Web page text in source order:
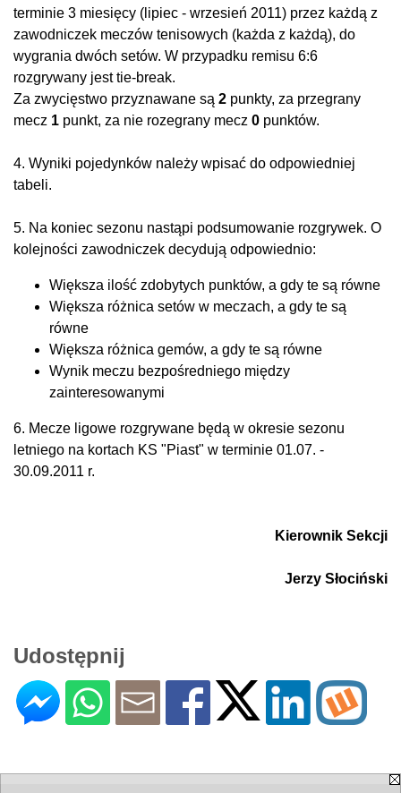
terminie 3 miesięcy (lipiec - wrzesień 2011) przez każdą z
zawodniczek meczów tenisowych (każda z każdą), do
wygrania dwóch setów. W przypadku remisu 6:6
rozgrywany jest tie-break.
Za zwycięstwo przyznawane są 2 punkty, za przegrany
mecz 1 punkt, za nie rozegrany mecz 0 punktów.
4. Wyniki pojedynków należy wpisać do odpowiedniej
tabeli.
5. Na koniec sezonu nastąpi podsumowanie rozgrywek. O
kolejności zawodniczek decydują odpowiednio:
Większa ilość zdobytych punktów, a gdy te są równe
Większa różnica setów w meczach, a gdy te są
równe
Większa różnica gemów, a gdy te są równe
Wynik meczu bezpośredniego między
zainteresowanymi
6. Mecze ligowe rozgrywane będą w okresie sezonu
letniego na kortach KS "Piast" w terminie 01.07. -
30.09.2011 r.
Kierownik Sekcji
Jerzy Słociński
Udostępnij